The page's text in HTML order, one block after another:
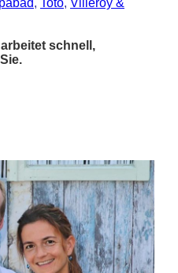
, Toto, Villeroy &
arbeitet schnell,